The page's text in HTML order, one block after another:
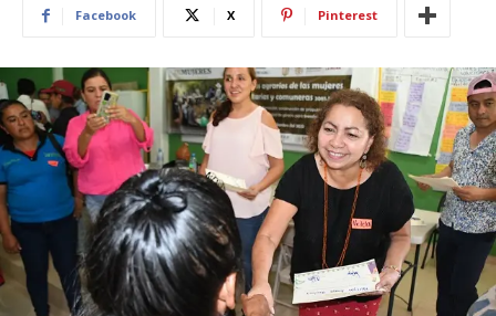
Facebook X Pinterest